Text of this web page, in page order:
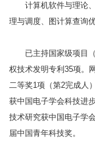
计算机软件与理论
理与调度、图计算查询优
已主持国家级项目
权技术发明专利35项。
二等奖1项（第2完成人
获中国电子学会科技进
技术研究获中国电子学
届中国青年科技奖。